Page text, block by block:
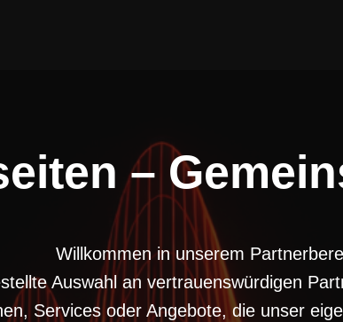
–
Willkommen in unserem
Auswahl an vertrauenswürdigen
Services oder Angebote, die unser